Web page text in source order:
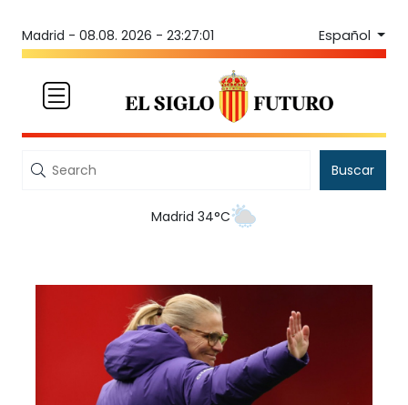
Madrid - 08.08. 2026 - 23:27:01 Español
Buscar
Madrid 34°C